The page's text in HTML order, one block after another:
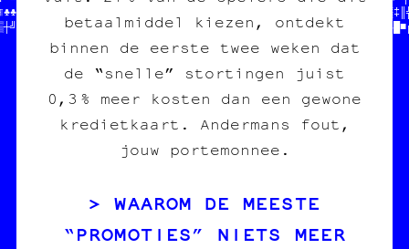
HELP HELP                //fanzine /// édition  //
//charleroi /// diy    //
betaalmiddel kiezen, ontdekt
binnen de eerste twee weken dat
de “snelle” stortingen juist
0,3 % meer kosten dan een gewone
kredietkaart. Andermans fout,
jouw portemonnee.
WAAROM DE MEESTE
“PROMOTIES” NIETS MEER